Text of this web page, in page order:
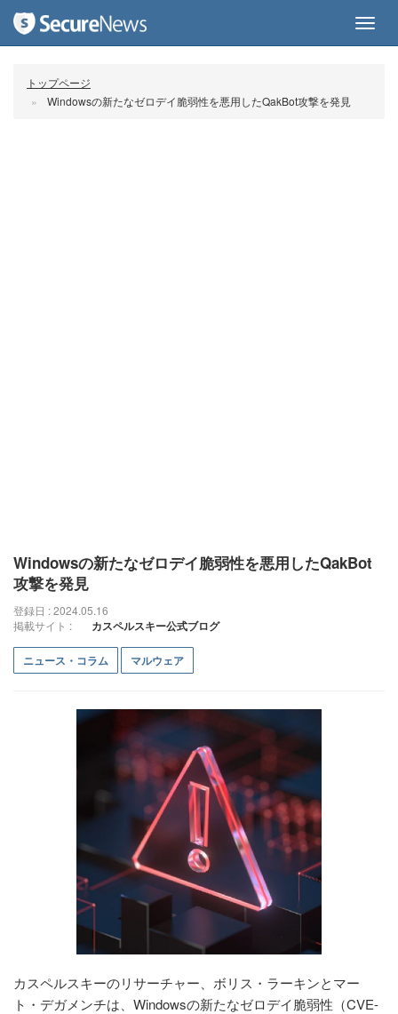
トップページ
Windowsの新たなゼロデイ脆弱性を悪用したQakBot攻撃を発見
Windowsの新たなゼロデイ脆弱性を悪用したQakBot
攻撃を発見
登録日 : 2024.05.16
掲載サイト :
カスペルスキー公式ブログ
ニュース・コラム マルウェア
カスペルスキーのリサーチャー、ボリス・ラーキンとマー
ト・デガメンチは、Windowsの新たなゼロデイ脆弱性（CVE-